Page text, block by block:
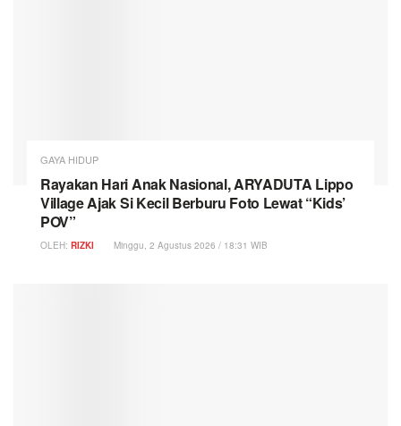
GAYA HIDUP
Rayakan Hari Anak Nasional, ARYADUTA Lippo
Village Ajak Si Kecil Berburu Foto Lewat “Kids’
POV”
OLEH: RIZKI Minggu, 2 Agustus 2026 / 18:31 WIB